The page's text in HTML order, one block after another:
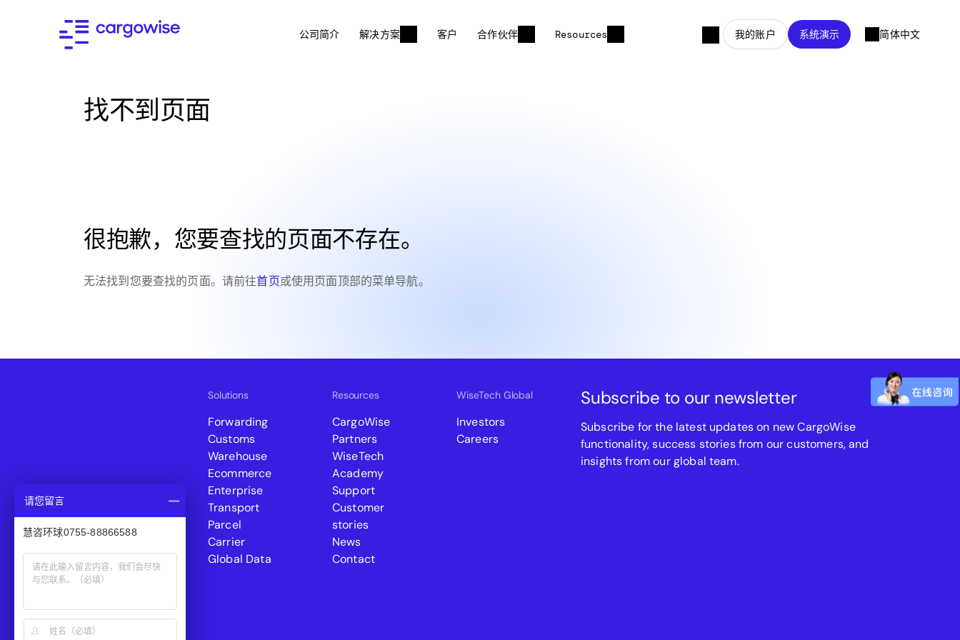
公司简介 解决方案 客户 合作伙伴 Resources 我的账户 系统演示 简体中文
找不到页面
很抱歉，您要查找的页面不存在。
无法找到您要查找的页面。请前往首页或使用页面顶部的菜单导航。
Solutions
Forwarding
Customs
Warehouse
Ecommerce
Enterprise
Transport
Parcel
Carrier
Global Data
Resources
CargoWise
Partners
WiseTech
Academy
Support
Customer
stories
News
Contact
WiseTech Global
Investors
Careers
Subscribe to our newsletter
Subscribe for the latest updates on new CargoWise
functionality, success stories from our customers, and
insights from our global team.
请您留言
慧咨环球0755-88866588